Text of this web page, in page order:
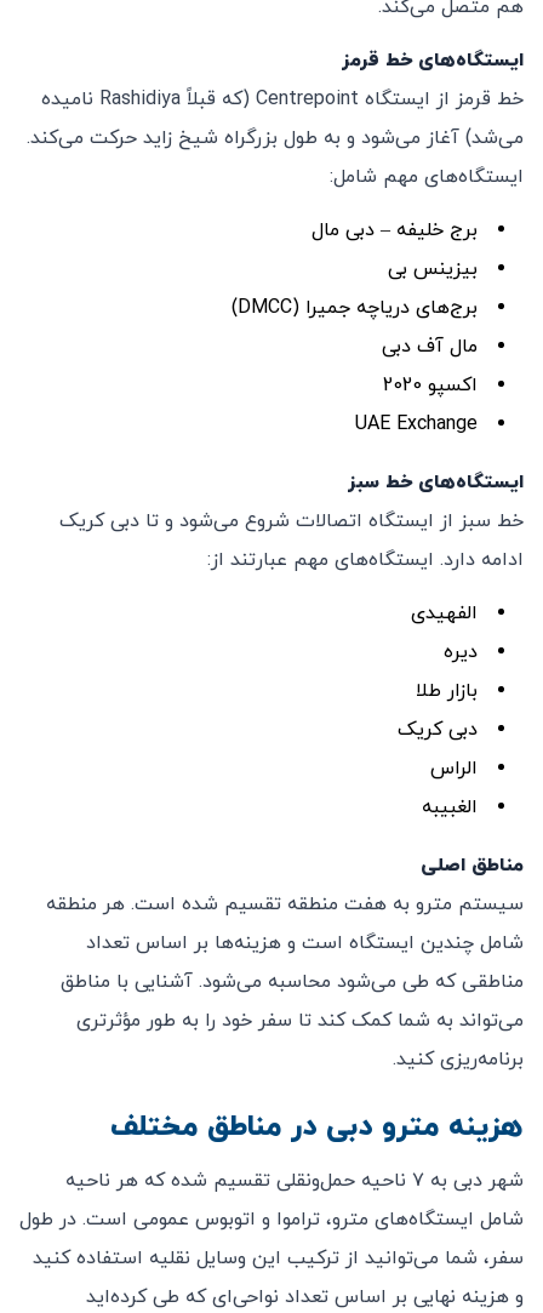
هم متصل می‌کند.
ایستگاه‌های خط قرمز
خط قرمز از ایستگاه Centrepoint (که قبلاً Rashidiya نامیده
می‌شد) آغاز می‌شود و به طول بزرگراه شیخ زاید حرکت می‌کند.
ایستگاه‌های مهم شامل:
برج خلیفه – دبی مال
بیزینس بی
برج‌های دریاچه جمیرا (DMCC)
مال آف دبی
اکسپو 2020
UAE Exchange
ایستگاه‌های خط سبز
خط سبز از ایستگاه اتصالات شروع می‌شود و تا دبی کریک
ادامه دارد. ایستگاه‌های مهم عبارتند از:
الفهیدی
دیره
بازار طلا
دبی کریک
الراس
الغبیبه
مناطق اصلی
سیستم مترو به هفت منطقه تقسیم شده است. هر منطقه
شامل چندین ایستگاه است و هزینه‌ها بر اساس تعداد
مناطقی که طی می‌شود محاسبه می‌شود. آشنایی با مناطق
می‌تواند به شما کمک کند تا سفر خود را به طور مؤثرتری
برنامه‌ریزی کنید.
هزینه مترو دبی در مناطق مختلف
شهر دبی به ۷ ناحیه حمل‌ونقلی تقسیم شده که هر ناحیه
شامل ایستگاه‌های مترو، تراموا و اتوبوس عمومی است. در طول
سفر، شما می‌توانید از ترکیب این وسایل نقلیه استفاده کنید
و هزینه نهایی بر اساس تعداد نواحی‌ای که طی کرده‌اید